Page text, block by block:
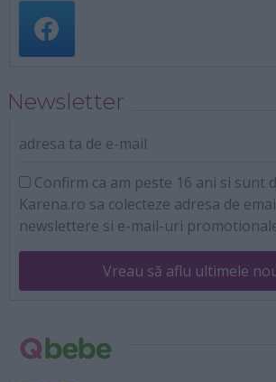
Newsletter
adresa ta de e-mail
Confirm ca am peste 16 ani si sunt
Karena.ro sa colecteze adresa de
newslettere si e-mail-uri
Vreau să aflu ultimele